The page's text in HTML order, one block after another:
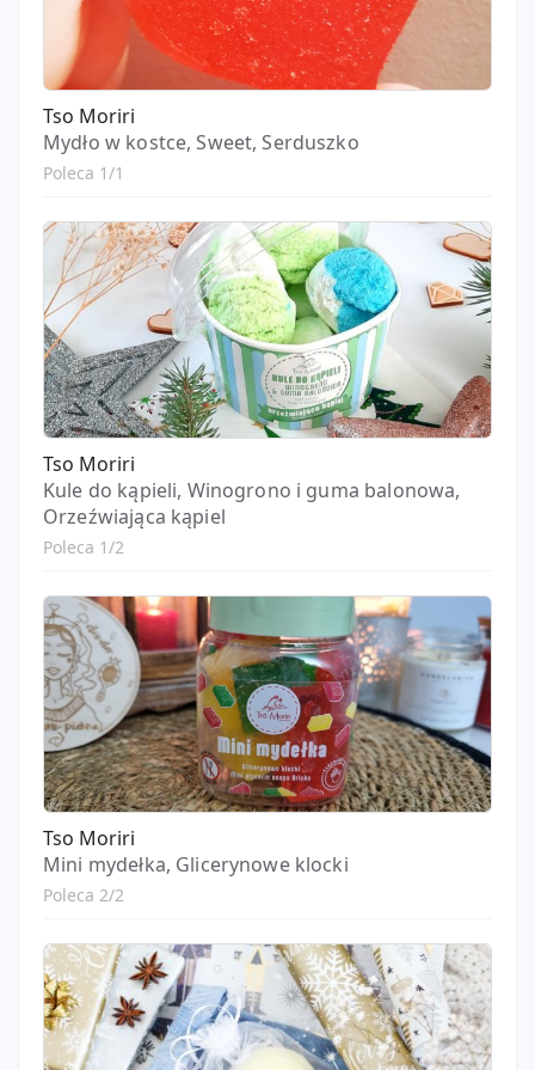
Tso Moriri
Mydło w kostce, Sweet, Serduszko
Poleca 1/1
Tso Moriri
Kule do kąpieli, Winogrono i guma balonowa,
Orzeźwiająca kąpiel
Poleca 1/2
Tso Moriri
Mini mydełka, Glicerynowe klocki
Poleca 2/2